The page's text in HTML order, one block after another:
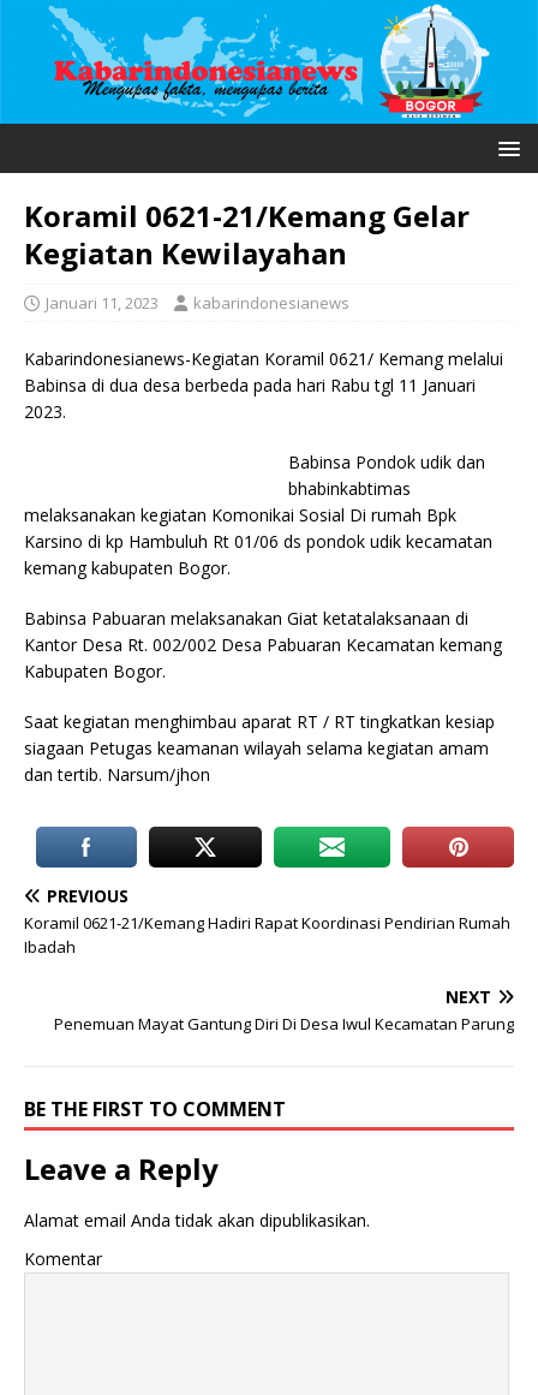
Koramil 0621-21/Kemang Gelar
Kegiatan Kewilayahan
Januari 11, 2023 kabarindonesianews
Kabarindonesianews-Kegiatan Koramil 0621/ Kemang melalui
Babinsa di dua desa berbeda pada hari Rabu tgl 11 Januari
2023.
Babinsa Pondok udik dan
bhabinkabtimas
melaksanakan kegiatan Komonikai Sosial Di rumah Bpk
Karsino di kp Hambuluh Rt 01/06 ds pondok udik kecamatan
kemang kabupaten Bogor.
Babinsa Pabuaran melaksanakan Giat ketatalaksanaan di
Kantor Desa Rt. 002/002 Desa Pabuaran Kecamatan kemang
Kabupaten Bogor.
Saat kegiatan menghimbau aparat RT / RT tingkatkan kesiap
siagaan Petugas keamanan wilayah selama kegiatan amam
dan tertib. Narsum/jhon
PREVIOUS
Koramil 0621-21/Kemang Hadiri Rapat Koordinasi Pendirian Rumah
Ibadah
NEXT
Penemuan Mayat Gantung Diri Di Desa Iwul Kecamatan Parung
BE THE FIRST TO COMMENT
Leave a Reply
Alamat email Anda tidak akan dipublikasikan.
Komentar